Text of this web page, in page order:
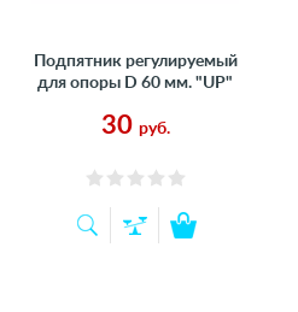
Подпятник регулируемый
для опоры D 60 мм. "UP"
30 руб.